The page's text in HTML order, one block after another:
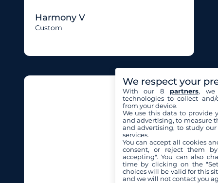
Harmony V
Custom
We respect your
With our 8 partners, we
technologies to collect
from your device.
We use this data to provide
and advertising, to measure
and advertising, to study
services.
You can accept all cookies
consent, or reject them
accepting". You can also
time by clicking on the
choices will be valid for this
and we will not contact you